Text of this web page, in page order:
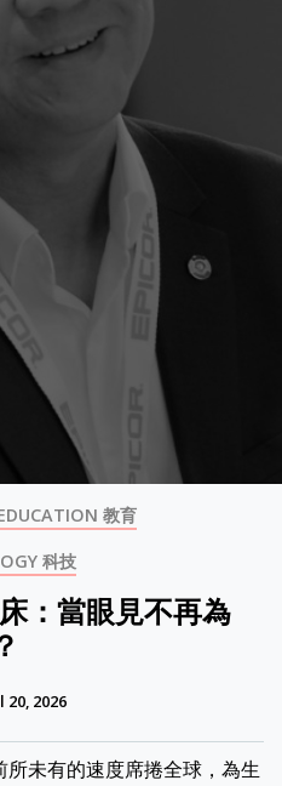
教育
科技
：當眼見不再為
20, 2026
未有的速度席捲全球，為生